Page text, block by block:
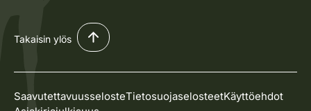
Takaisin ylös
SaavutettavuusselosteTietosuojaselosteetKäyttöehdot